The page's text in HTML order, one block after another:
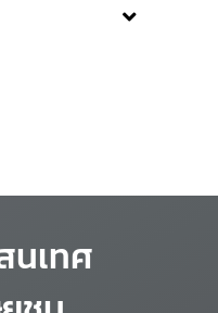
นเทศ